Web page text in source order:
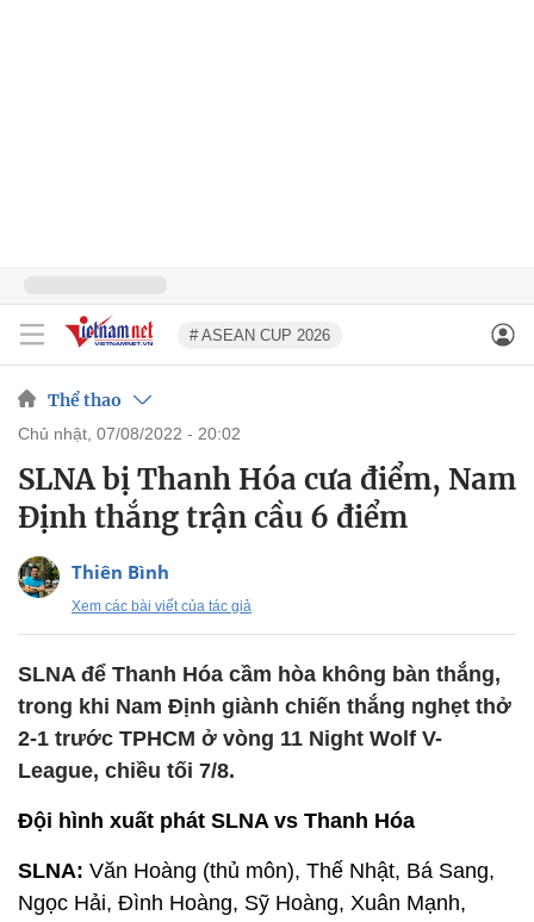
# ASEAN CUP 2026
Thể thao
chủ nhật, 07/08/2022 - 20:02
SLNA bị Thanh Hóa cưa điểm, Nam
Định thắng trận cầu 6 điểm
Thiên Bình
Xem các bài viết của tác giả
SLNA để Thanh Hóa cầm hòa không bàn thắng,
trong khi Nam Định giành chiến thắng nghẹt thở
2-1 trước TPHCM ở vòng 11 Night Wolf V-
League, chiều tối 7/8.
Đội hình xuất phát SLNA vs Thanh Hóa
SLNA: Văn Hoàng (thủ môn), Thế Nhật, Bá Sang,
Ngọc Hải, Đình Hoàng, Sỹ Hoàng, Xuân Mạnh,